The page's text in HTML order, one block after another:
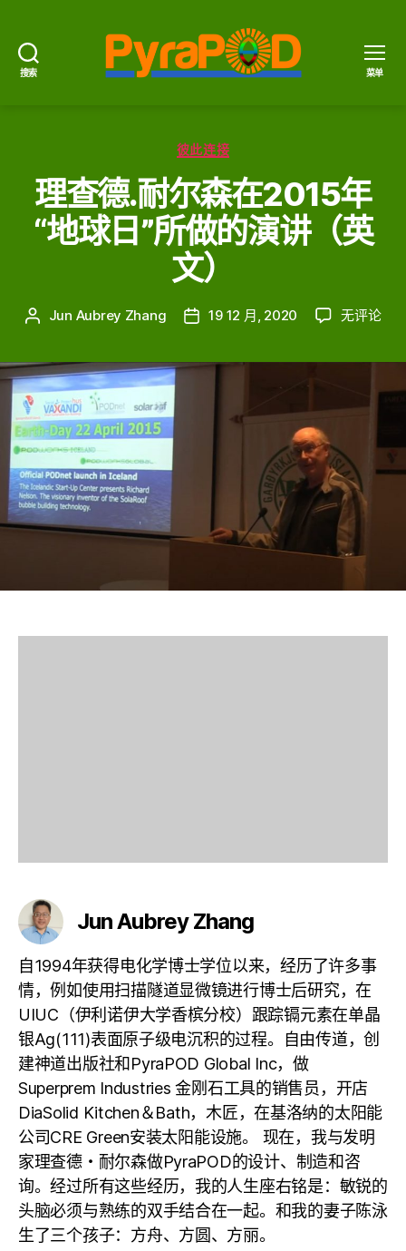
搜索
荚
太
阳
火
菜单
分
彼此连接
理查德.耐尔森在2015年
“地球日”所做的演讲（英
文）
文
者
Jun Aubrey Zhang
发 19 12 月, 2020
理
森
2015
年
“地
球
日”
所
的
讲
无评论
Jun Aubrey Zhang
自1994年获得电化学博士学位以来，经历了许多事
情，例如使用扫描隧道显微镜进行博士后研究，在
UIUC（伊利诺伊大学香槟分校）跟踪镉元素在单晶
银Ag(111)表面原子级电沉积的过程。自由传道，创
建神道出版社和PyraPOD Global Inc，做
Superprem Industries 金刚石工具的销售员，开店
DiaSolid Kitchen＆Bath，木匠，在基洛纳的太阳能
公司CRE Green安装太阳能设施。 现在，我与发明
家理查德・耐尔森做PyraPOD的设计、制造和咨
询。经过所有这些经历，我的人生座右铭是：敏锐的
头脑必须与熟练的双手结合在一起。和我的妻子陈泳
生了三个孩子：方舟、方圆、方丽。